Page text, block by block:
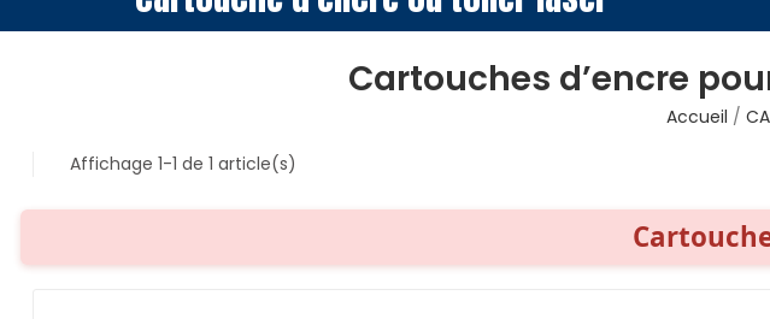
Cartouches d’encre
Accueil
Affichage 1-1 de 1 article(s)